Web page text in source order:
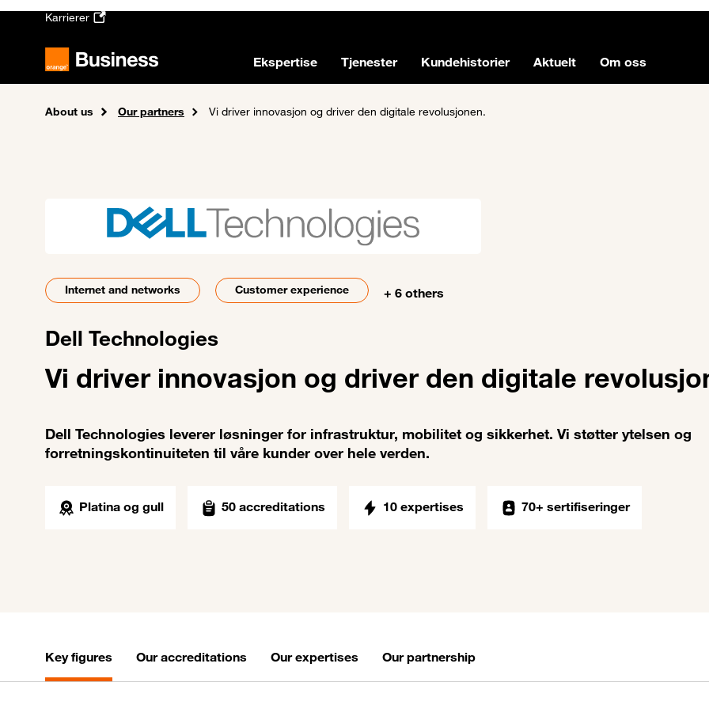
Skip to main content
Karrierer
Ekspertise Tjenester Kundehistorier Aktuelt Om oss
Home
About us Our partners Vi driver innovasjon og driver den digitale revolusjonen.
Internet and networks Customer experience + 6 others
Dell Technologies
Vi driver innovasjon og driver den digitale
Dell Technologies leverer løsninger for infrastruktur, mobilitet og sikkerhet. Vi støtter ytelsen og
forretningskontinuiteten til våre kunder over hele verden.
Platina og gull 50 accreditations 10 expertises 70+ sertifiseringer
Key figures Our accreditations Our expertises Our partnership